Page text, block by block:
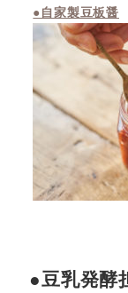
●自家製豆板醤
●豆乳発酵